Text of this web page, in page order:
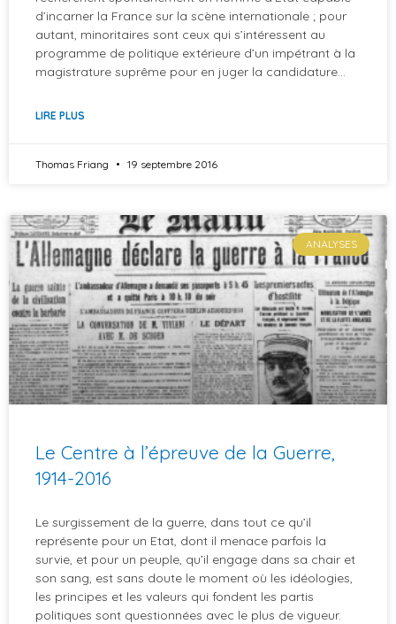
d’incarner la France sur la scène internationale ; pour
autant, minoritaires sont ceux qui s’intéressent au
programme de politique extérieure d’un impétrant à la
magistrature suprême pour en juger la candidature…
LIRE PLUS
Thomas Friang 19 septembre 2016
ANALYSES
Le Centre à l’épreuve de la Guerre,
1914-2016
Le surgissement de la guerre, dans tout ce qu’il
représente pour un Etat, dont il menace parfois la
survie, et pour un peuple, qu’il engage dans sa chair et
son sang, est sans doute le moment où les idéologies,
les principes et les valeurs qui fondent les partis
politiques sont questionnées avec le plus de vigueur.